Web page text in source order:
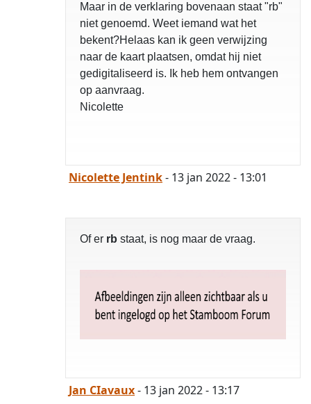
Maar in de verklaring bovenaan staat "rb"
niet genoemd. Weet iemand wat het
bekent?Helaas kan ik geen verwijzing
naar de kaart plaatsen, omdat hij niet
gedigitaliseerd is. Ik heb hem ontvangen
op aanvraag.
Nicolette
Nicolette Jentink- 13 jan 2022 - 13:01
Of er rb staat, is nog maar de vraag.
Jan CIavaux- 13 jan 2022 - 13:17